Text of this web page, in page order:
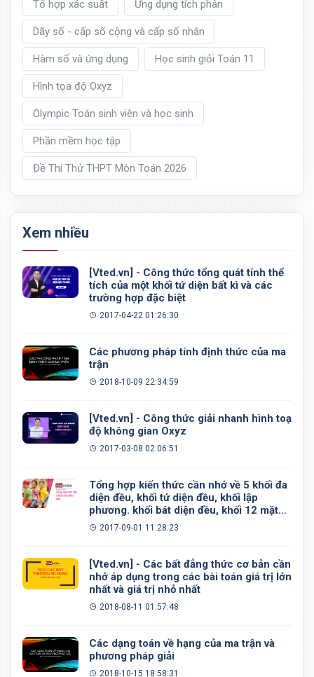
Tổ hợp xác suất Ứng dụng tích phân
Dãy số - cấp số cộng và cấp số nhân
Hàm số và ứng dụng Học sinh giỏi Toán 11
Hình tọa độ Oxyz
Olympic Toán sinh viên và học sinh
Phần mềm học tập
Đề Thi Thử THPT Môn Toán 2026
Xem nhiều
[Vted.vn] - Công thức tổng quát tính thể
tích của một khối tứ diện bất kì và các
trường hợp đặc biệt
2017-04-22 01:26:30
Các phương pháp tính định thức của ma
trận
2018-10-09 22:34:59
[Vted.vn] - Công thức giải nhanh hình toạ
độ không gian Oxyz
2017-03-08 02:06:51
Tổng hợp kiến thức cần nhớ về 5 khối đa
diện đều, khối tứ diện đều, khối lập
phương. khối bát diện đều, khối 12 mặt
đều, khối 20 mặt đều
2017-09-01 11:28:23
[Vted.vn] - Các bất đẳng thức cơ bản cần
nhớ áp dụng trong các bài toán giá trị lớn
nhất và giá trị nhỏ nhất
2018-08-11 01:57:48
Các dạng toán về hạng của ma trận và
phương pháp giải
2018-10-15 18:58:31